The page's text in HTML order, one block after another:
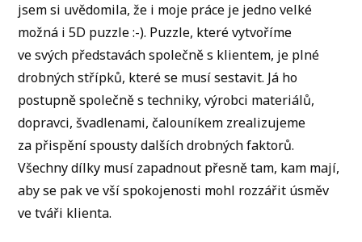
jsem si uvědomila, že i moje práce je jedno velké
možná i 5D puzzle :-). Puzzle, které vytvoříme
ve svých představách společně s klientem, je plné
drobných střípků, které se musí sestavit. Já ho
postupně společně s techniky, výrobci materiálů,
dopravci, švadlenami, čalouníkem zrealizujeme
za přispění spousty dalších drobných faktorů.
Všechny dílky musí zapadnout přesně tam, kam mají,
aby se pak ve vší spokojenosti mohl rozzářit úsměv
ve tváři klienta.